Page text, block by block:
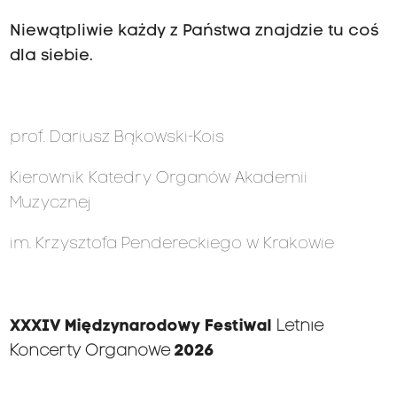
Niewątpliwie każdy z Państwa znajdzie tu coś
dla siebie.
prof. Dariusz Bąkowski-Kois
Kierownik Katedry Organów Akademii
Muzycznej
im. Krzysztofa Pendereckiego w Krakowie
XXXIV Międzynarodowy Festiwal
Letnie
Koncerty Organowe 2026